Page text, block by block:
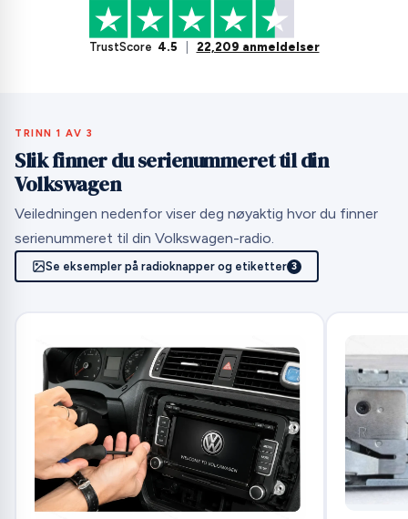
TrustScore 4.5 22,209 anmeldelser
TRINN 1 AV 3
Slik finner du serienummeret til din
Volkswagen
Veiledningen nedenfor viser deg nøyaktig hvor du finner
serienummeret til din Volkswagen-radio.
Se eksempler på radioknapper og etiketter 3